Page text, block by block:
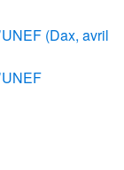
(Dax, avril